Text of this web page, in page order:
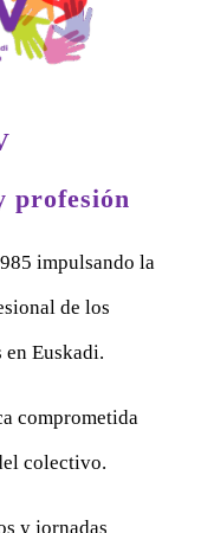
profesión
impulsando la
de los
en Euskadi.
comprometida
colectivo.
y jornadas